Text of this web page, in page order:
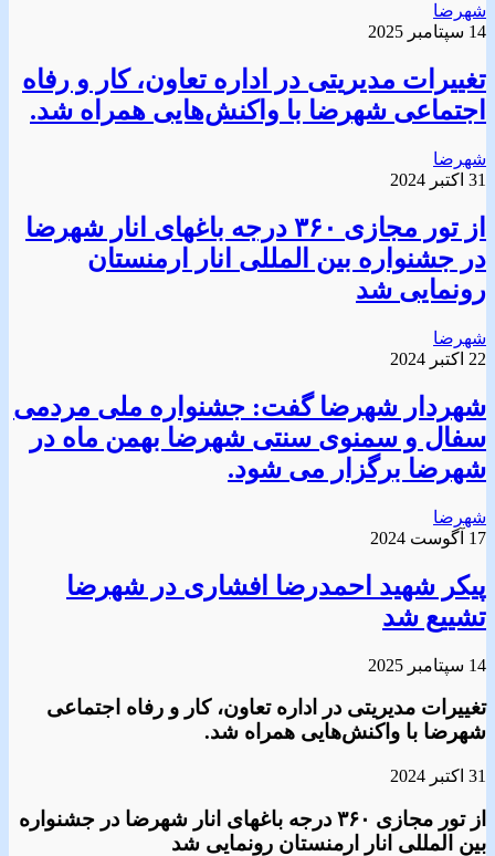
شهرضا
14 سپتامبر 2025
تغییرات مدیریتی در اداره تعاون، کار و رفاه
اجتماعی شهرضا با واکنش‌هایی همراه شد.
شهرضا
31 اکتبر 2024
از تور مجازی ۳۶۰ درجه باغهای انار شهرضا
در جشنواره بین المللی انار ارمنستان
رونمایی شد
شهرضا
22 اکتبر 2024
شهردار شهرضا گفت: جشنواره ملی مردمی
سفال و سمنوی سنتی شهرضا بهمن ماه در
شهرضا برگزار می شود.
شهرضا
17 آگوست 2024
پیکر شهید احمدرضا افشاری در شهرضا
تشییع شد
14 سپتامبر 2025
تغییرات مدیریتی در اداره تعاون، کار و رفاه اجتماعی
شهرضا با واکنش‌هایی همراه شد.
31 اکتبر 2024
از تور مجازی ۳۶۰ درجه باغهای انار شهرضا در جشنواره
بین المللی انار ارمنستان رونمایی شد